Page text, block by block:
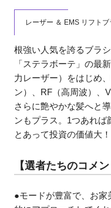
レーザー ＆ EMS リフト
根強い人気を誇るブラ
「ステラボーテ」の最
力レーザー）をはじめ
ン）、RF（高周波）、
さらに艶やかな髪へと
ンもプラス。1つあれば
とあって投資の価値大！
【選者たちのコメン
●モードが豊富で、お